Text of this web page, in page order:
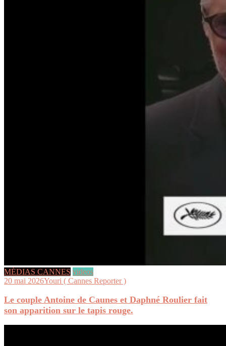
MÉDIAS CANNES videos
20 mai 2026Youri ( Cannes Reporter )
Le couple Antoine de Caunes et Daphné Roulier fait
son apparition sur le tapis rouge.